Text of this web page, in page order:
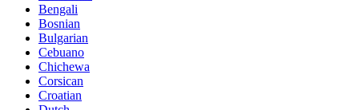
Bengali
Bosnian
Bulgarian
Cebuano
Chichewa
Corsican
Croatian